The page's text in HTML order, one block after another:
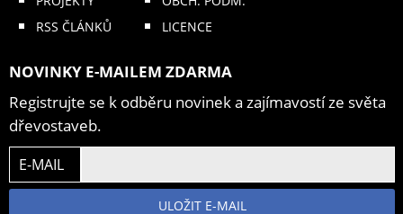
RSS ČLÁNKŮ
LICENCE
NOVINKY E-MAILEM ZDARMA
Registrujte se k odběru novinek a zajímavostí ze světa
dřevostaveb.
E-MAIL
ULOŽIT E-MAIL